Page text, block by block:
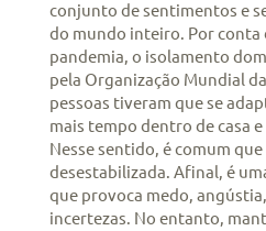
conjunto de sentimentos e
do mundo inteiro. Por conta
pandemia, o isolamento
pela Organização Mundial
pessoas tiveram que se
mais tempo dentro de casa
Nesse sentido, é comum
desestabilizada. Afinal, é
que provoca medo,
incertezas. No entanto,